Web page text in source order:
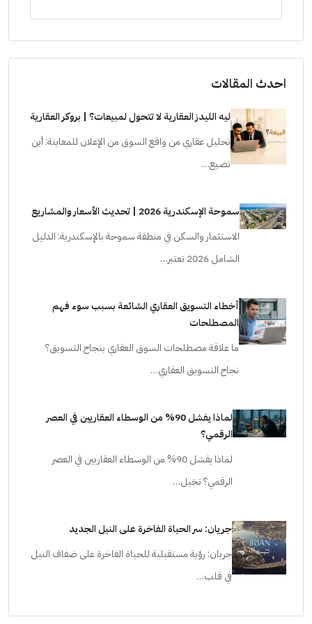
ليه الليدز العقارية لا تتحول لمبيعات؟ | بروكر العقارية
تحليل عقاري من واقع السوق من الإعلان للمعاينة: أين
سموحة الإسكندرية 2026 | تحديث الأسعار والمشاريع
الاستثمار والسكن في منطقة سموحة بالإسكندرية: الدليل
أخطاء التسويق العقاري الشائعة بسبب سوء فهم
المصطلحات
ما علاقة مصطلحات السوق العقاري بنجاح التسويق؟
الرقمي؟
جريان: سر الحياة الفاخرة على النيل الجديد
جريان: رؤية مستقبلية للحياة الفاخرة على ضفاف النيل